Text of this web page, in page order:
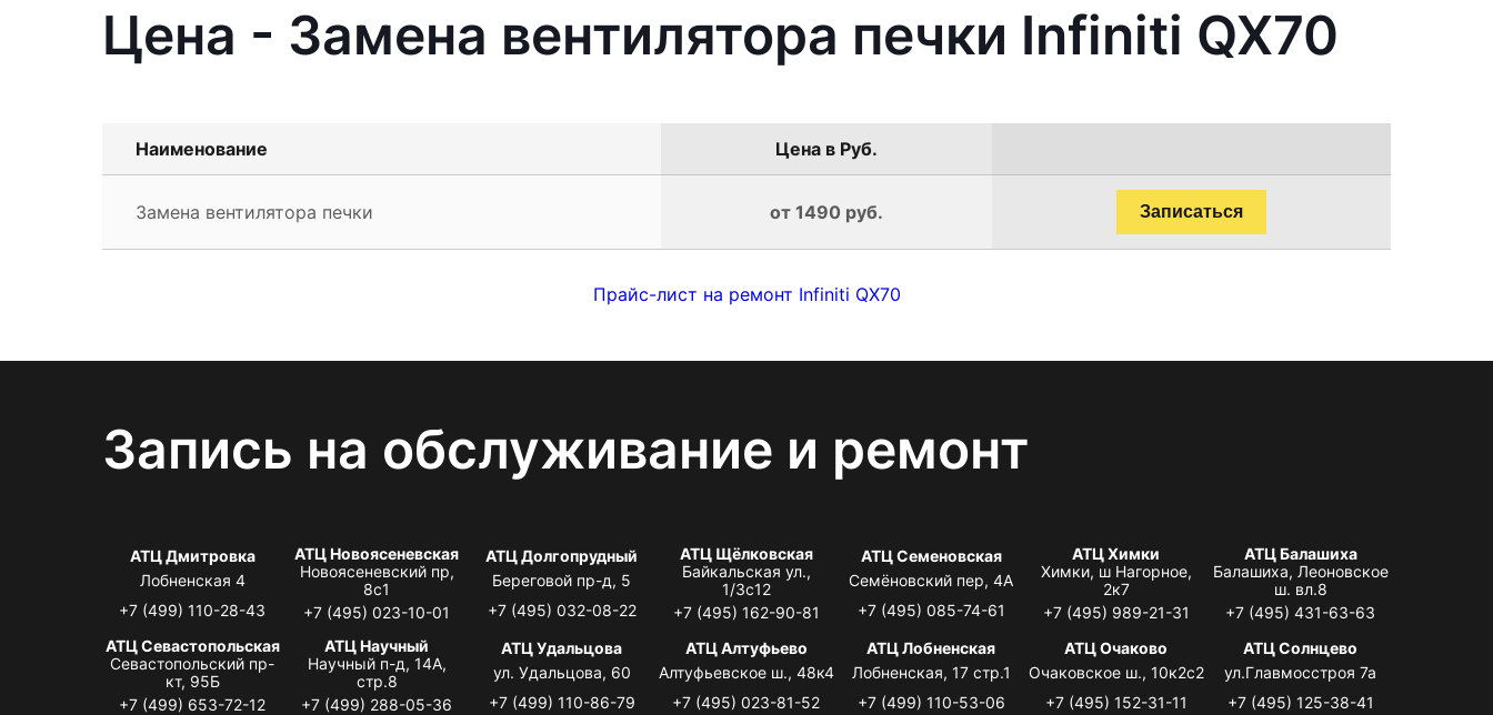
Цена - Замена вентилятора печки Infiniti QX70
Наименование Цена в Руб.
Замена вентилятора печки от 1490 руб. Записаться
Прайс-лист на ремонт Infiniti QX70
Запись на обслуживание и ремонт
АТЦ Дмитровка
Лобненская 4
+7 (499) 110-28-43
АТЦ Новоясеневская
Новоясеневский пр,
8с1
+7 (495) 023-10-01
АТЦ Долгопрудный
Береговой пр-д, 5
+7 (495) 032-08-22
АТЦ Щёлковская
Байкальская ул.,
1/3с12
+7 (495) 162-90-81
АТЦ Семеновская
Семёновский пер, 4А
+7 (495) 085-74-61
АТЦ Химки
Химки, ш Нагорное,
2к7
+7 (495) 989-21-31
АТЦ Балашиха
Балашиха, Леоновское
ш. вл.8
+7 (495) 431-63-63
АТЦ Севастопольская
Севастопольский пр-
кт, 95Б
+7 (499) 653-72-12
АТЦ Научный
Научный п-д, 14А,
стр.8
+7 (499) 288-05-36
АТЦ Удальцова
ул. Удальцова, 60
+7 (499) 110-86-79
АТЦ Алтуфьево
Алтуфьевское ш., 48к4
+7 (495) 023-81-52
АТЦ Лобненская
Лобненская, 17 стр.1
+7 (499) 110-53-06
АТЦ Очаково
Очаковское ш., 10к2с2
+7 (495) 152-31-11
АТЦ Солнцево
ул.Главмосстроя 7а
+7 (495) 125-38-41